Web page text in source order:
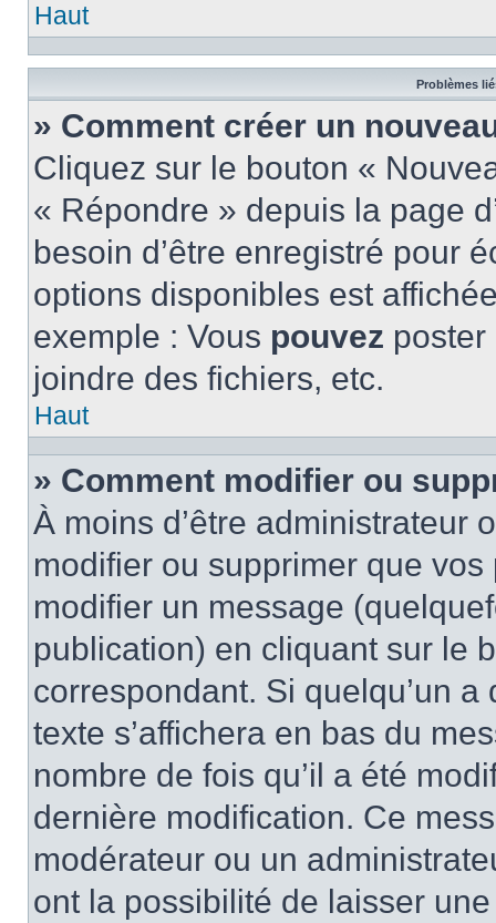
Haut
Problèmes
» Comment créer un
Cliquez sur le bouton «
« Répondre » depuis la page
besoin d’être enregistré pour
options disponibles est
exemple : Vous pouvez
joindre des fichiers, etc.
Haut
» Comment modifier ou
À moins d’être administrateur
modifier ou supprimer que
modifier un message
publication) en cliquant sur le
correspondant. Si quelqu’un
texte s’affichera en bas du
nombre de fois qu’il a été
dernière modification. Ce
modérateur ou un
ont la possibilité de laisser